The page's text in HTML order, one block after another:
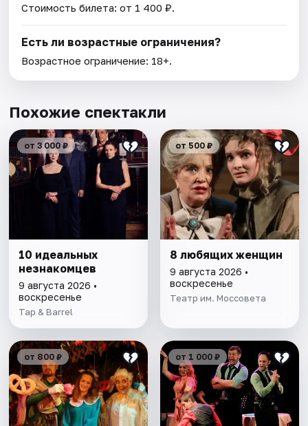
Стоимость билета: от 1 400 ₽.
Есть ли возрастные ограничения?
Возрастное ограничение: 18+.
Похожие спектакли
от 3 000 ₽
10 идеальных
незнакомцев
9 августа 2026 •
воскресенье
Tap & Barrel
от 500 ₽
8 любящих женщин
9 августа 2026 •
воскресенье
Театр им. Моссовета
от 800 ₽ от 1 000 ₽